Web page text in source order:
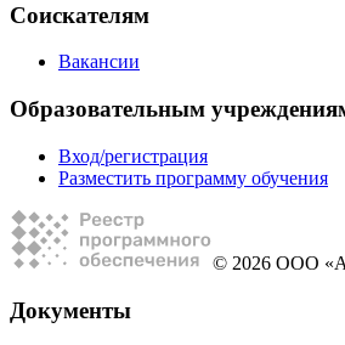
Соискателям
Вакансии
Образовательным
Вход/регистрация
Разместить программу обучения
© 2026 ООО
Документы